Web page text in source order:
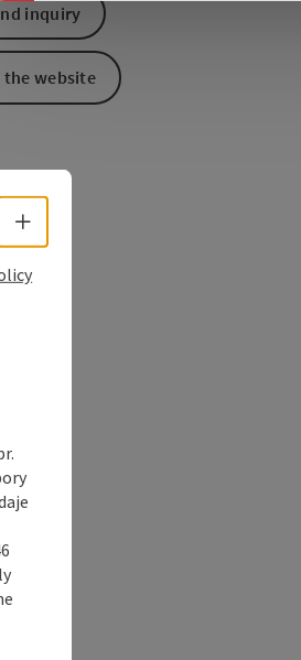
inquiry
the website
Select language - Open menu